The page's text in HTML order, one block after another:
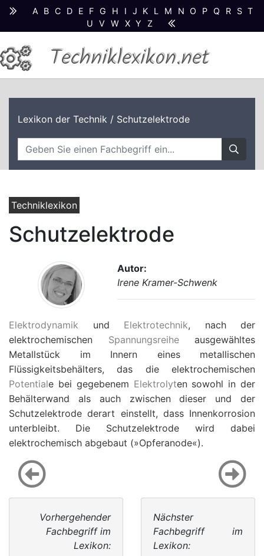
A B C D E F G H I J K L M N O P Q R S T
U
V W X Y Z
Techniklexikon.net
Lexikon der Technik / Schutzelektrode
Techniklexikon
Schutzelektrode
Autor:
Irene Kramer-Schwenk
Elektrodynamik und Elektrotechnik, nach der
elektrochemischen Spannungsreiheausgewähltes
Metallstück im Innern eines metallischen
Flüssigkeitsbehälters, das die elektrochemischen
Potentiale bei gegebenem Elektrolyten sowohl in der
Behälterwand als auch zwischen dieser und der
Schutzelektrode derart einstellt, dass Innenkorrosion
unterbleibt. Die Schutzelektrode wird dabei
elektrochemisch abgebaut (»Opferanode«).
Vorhergehender
Fachbegriff im
Lexikon:
Nächster
Fachbegriff im
Lexikon: